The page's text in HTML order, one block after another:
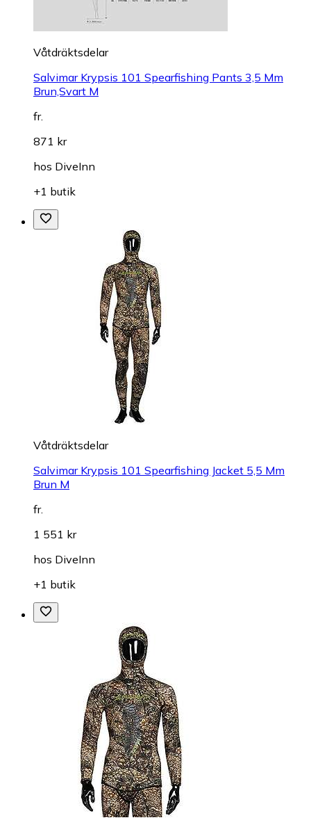
Våtdräktsdelar
Salvimar Krypsis 101 Spearfishing Pants 3,5 Mm
Brun,Svart M
fr.
871 kr
hos DiveInn
+1 butik
Våtdräktsdelar
Salvimar Krypsis 101 Spearfishing Jacket 5,5 Mm
Brun M
fr.
1 551 kr
hos DiveInn
+1 butik